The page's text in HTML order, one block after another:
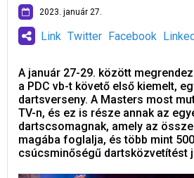
2023. január 27.
Link Twitter Facebook
A január 27-29. között
a PDC vb-t követő első kiemelt,
dartsverseny. A Masters most
TV-n, és ez is része annak az
dartscsomagnak, amely az
magába foglalja, és több mint
csúcsminőségű dartsközvetítést